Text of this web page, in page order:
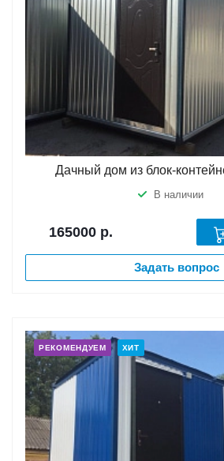
Дачный дом из блок-
В наличии
165000 р.
Задать вопрос
РЕКОМЕНДУЕМ ХИТ